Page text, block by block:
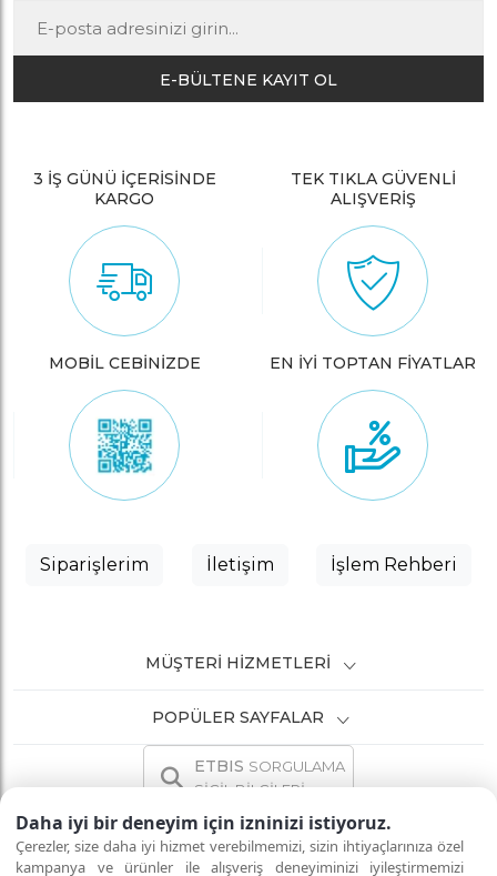
Daha iyi bir deneyim için izninizi istiyoruz.
Çerezler, size daha iyi hizmet verebilmemizi, sizin ihtiyaçlarınıza özel
kampanya ve ürünler ile alışveriş deneyiminizi iyileştirmemizi
E-BÜLTENE KAYIT OL
3 İŞ GÜNÜ İÇERİSİNDE
KARGO
TEK TIKLA GÜVENLİ
ALIŞVERİŞ
MOBİL CEBİNİZDE EN İYİ TOPTAN FİYATLAR
Siparişlerim İletişim İşlem Rehberi
MÜŞTERI HIZMETLERI
POPÜLER SAYFALAR
ETBIS SORGULAMA
SİCİL BİLGİLERİ